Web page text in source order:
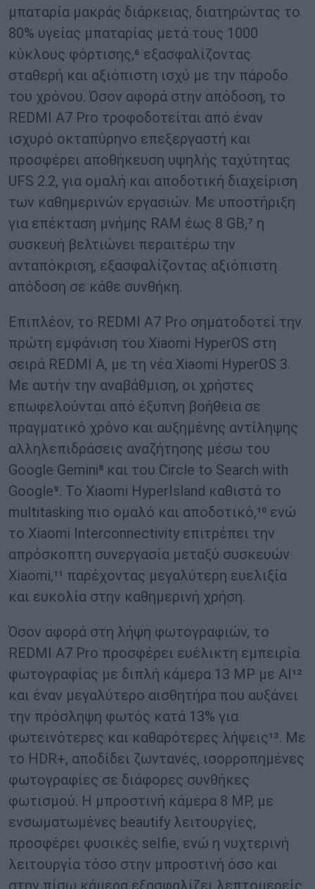
μπαταρία μακράς διάρκειας, διατηρώντας το
80% υγείας μπαταρίας μετά τους 1000
κύκλους φόρτισης,⁶ εξασφαλίζοντας
σταθερή και αξιόπιστη ισχύ με την πάροδο
του χρόνου. Όσον αφορά στην απόδοση, το
REDMI A7 Pro τροφοδοτείται από έναν
ισχυρό οκταπύρηνο επεξεργαστή και
προσφέρει αποθήκευση υψηλής ταχύτητας
UFS 2.2, για ομαλή και αποδοτική διαχείριση
των καθημερινών εργασιών. Με υποστήριξη
για επέκταση μνήμης RAM έως 8 GB,⁷ η
συσκευή βελτιώνει περαιτέρω την
ανταπόκριση, εξασφαλίζοντας αξιόπιστη
απόδοση σε κάθε συνθήκη.
Επιπλέον, το REDMI A7 Pro σηματοδοτεί την
πρώτη εμφάνιση του Xiaomi HyperOS στη
σειρά REDMI A, με τη νέα Xiaomi HyperOS 3.
Με αυτήν την αναβάθμιση, οι χρήστες
επωφελούνται από έξυπνη βοήθεια σε
πραγματικό χρόνο και αυξημένης αντίληψης
αλληλεπιδράσεις αναζήτησης μέσω του
Google Gemini⁸ και του Circle to Search with
Google⁹. Το Xiaomi HyperIsland καθιστά το
multitasking πιο ομαλό και αποδοτικό,¹⁰ ενώ
το Xiaomi Interconnectivity επιτρέπει την
απρόσκοπτη συνεργασία μεταξύ συσκευών
Xiaomi,¹¹ παρέχοντας μεγαλύτερη ευελιξία
και ευκολία στην καθημερινή χρήση.
Όσον αφορά στη λήψη φωτογραφιών, το
REDMI A7 Pro προσφέρει ευέλικτη εμπειρία
φωτογραφίας με διπλή κάμερα 13 MP με AI¹²
και έναν μεγαλύτερο αισθητήρα που αυξάνει
την πρόσληψη φωτός κατά 13% για
φωτεινότερες και καθαρότερες λήψεις¹³. Με
το HDR+, αποδίδει ζωντανές, ισορροπημένες
φωτογραφίες σε διάφορες συνθήκες
φωτισμού. Η μπροστινή κάμερα 8 MP, με
ενσωματωμένες beautify λειτουργίες,
προσφέρει φυσικές selfie, ενώ η νυχτερινή
λειτουργία τόσο στην μπροστινή όσο και